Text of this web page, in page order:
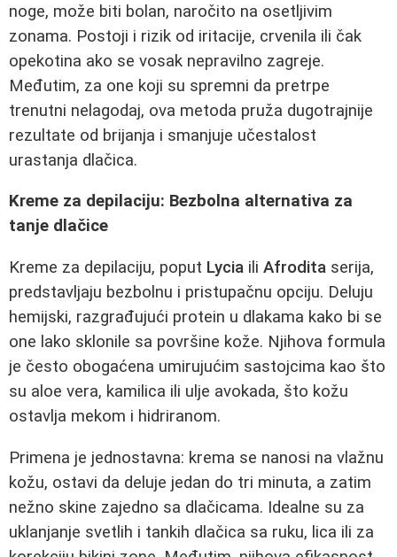
noge, može biti bolan, naročito na osetljivim
zonama. Postoji i rizik od iritacije, crvenila ili čak
opekotina ako se vosak nepravilno zagreje.
Međutim, za one koji su spremni da pretrpe
trenutni nelagodaj, ova metoda pruža dugotrajnije
rezultate od brijanja i smanjuje učestalost
urastanja dlačica.
Kreme za depilaciju: Bezbolna alternativa za
tanje dlačice
Kreme za depilaciju, poput Lycia ili Afrodita serija,
predstavljaju bezbolnu i pristupačnu opciju. Deluju
hemijski, razgrađujući protein u dlakama kako bi se
one lako sklonile sa površine kože. Njihova formula
je često obogaćena umirujućim sastojcima kao što
su aloe vera, kamilica ili ulje avokada, što kožu
ostavlja mekom i hidriranom.
Primena je jednostavna: krema se nanosi na vlažnu
kožu, ostavi da deluje jedan do tri minuta, a zatim
nežno skine zajedno sa dlačicama. Idealne su za
uklanjanje svetlih i tankih dlačica sa ruku, lica ili za